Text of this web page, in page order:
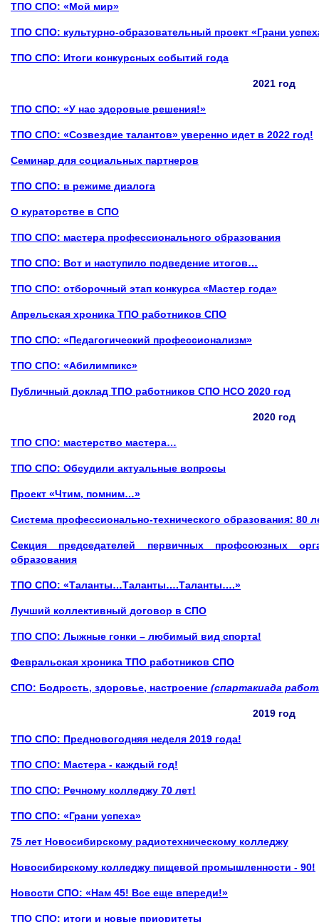
ТПО СПО: «Мой мир»
ТПО СПО: культурно-образовательный проект «Грани
ТПО СПО: Итоги конкурсных событий года
2021 год
ТПО СПО: «У нас здоровые решения!»
ТПО СПО: «Созвездие талантов» уверенно идет в 2022 год!
Семинар для социальных партнеров
ТПО СПО: в режиме диалога
О кураторстве в СПО
ТПО СПО: мастера профессионального образования
ТПО СПО: Вот и наступило подведение итогов…
ТПО СПО: отборочный этап конкурса​ «Мастер года»
Апрельская хроника ТПО работников СПО
ТПО СПО: «Педагогический профессионализм»
ТПО СПО: «Абилимпикс»
Публичный доклад ТПО работников СПО НСО 2020 год
2020 год
ТПО СПО: мастерство мастера…
ТПО СПО: Обсудили актуальные вопросы
Проект «Чтим, помним…»
Cистема профессионально-технического образования: 80
Секция председателей первичных профсоюзных
образования
ТПО СПО: «Таланты…Таланты….Таланты….»
Лучший коллективный договор в СПО
ТПО СПО: Лыжные гонки – любимый вид спорта!
Февральская хроника ТПО работников СПО
СПО: Бодрость, здоровье, настроение (спартакиада
2019 год
ТПО СПО: Предновогодняя неделя 2019 года!
ТПО СПО: Мастера - каждый год!
ТПО СПО: Речному колледжу 70 лет!
ТПО СПО: «Грани успеха»
75 лет Новосибирскому радиотехническому колледжу
Новосибирскому колледжу пищевой промышленности - 90!
Новости СПО: «Нам 45! Все еще впереди!»
ТПО СПО: итоги и новые приоритеты